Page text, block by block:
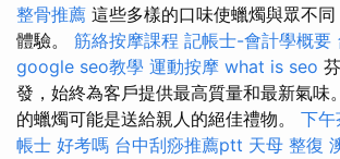
整骨推薦 這些多樣的口味使蠟燭與眾不
體驗。 筋絡按摩課程 記帳士-會計學概要
google seo教學 運動按摩 what is seo
發，始終為客戶提供最高質量和最新氣味
的蠟燭可能是送給親人的絕佳禮物。 下午
帳士 好考嗎 台中刮痧推薦ptt 天母 整復